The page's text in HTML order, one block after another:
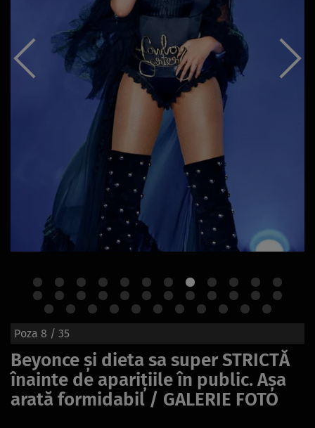
Poza 8 / 35
Beyonce și dieta sa super STRICTĂ
înainte de aparițiile în public. Așa
arată formidabil / GALERIE FOTO